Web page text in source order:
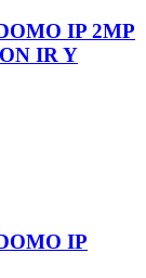
IP 2MP
IR Y
IP